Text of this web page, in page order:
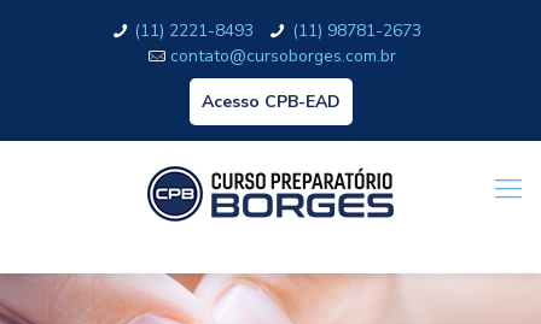
(11) 2221-8493
(11) 98781-2673
contato@cursoborges.com.br
Acesso CPB-EAD